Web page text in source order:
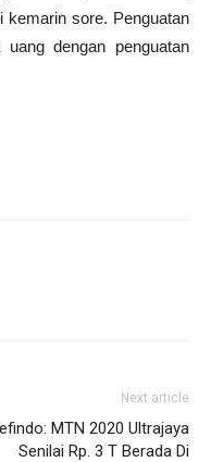
kemarin sore. Penguatan
dengan penguatan
Next article
MTN 2020 Ultrajaya
Senilai Rp. 3 T Berada Di